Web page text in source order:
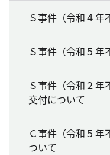
Ｓ事件（令和４年
Ｓ事件（令和５年
Ｓ事件（令和２年
交付について
Ｃ事件（令和５年
ついて